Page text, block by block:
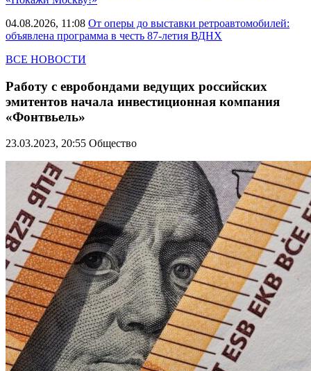
04.08.2026, 11:08 От оперы до выставки ретроавтомобилей:
объявлена программа в честь 87-летия ВДНХ
ВСЕ НОВОСТИ
Работу с евробондами ведущих российских
эмитентов начала инвестиционная компания
«Фонтвьель»
23.03.2023, 20:55 Общество